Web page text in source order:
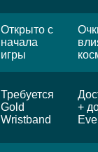
Открыто с
начала
игры
Требуется
Gold
Wristband
+